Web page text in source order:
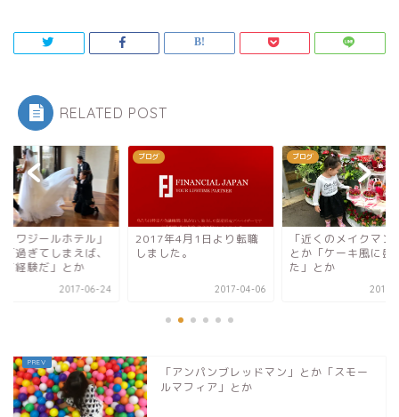
RELATED POST
ワジールホテル」
過ぎてしまえば、
て経験だ」とか
2017-06-24
ブログ
2017年4月1日より転職
しました。
2017-04-06
ブログ
「近くのメイクマン
とか「ケーキ風に盛
た」とか
2017-
「アンパンブレッドマン」とか「スモー
ルマフィア」とか